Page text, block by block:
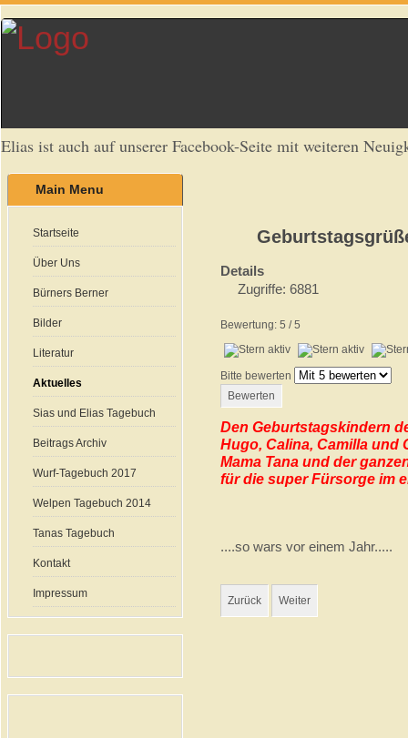
Elias ist auch auf unserer Facebook-Seite mit weiteren
Main Menu
Startseite
Über Uns
Bürners Berner
Bilder
Literatur
Aktuelles
Sias und Elias Tagebuch
Beitrags Archiv
Wurf-Tagebuch 2017
Welpen Tagebuch 2014
Tanas Tagebuch
Kontakt
Impressum
Details
Zugriffe: 6881
Bewertung: 5 /5
Bitte bewerten
Den Geburtstagskindern
Hugo, Calina, Camilla und
Mama Tana und der
für die super Fürsorge im
....so wars vor einem Jahr.....
Zurück Weiter